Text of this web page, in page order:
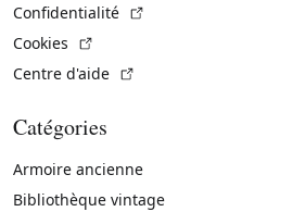
Confidentialité
Cookies
Centre d'aide
Catégories
Armoire ancienne
Bibliothèque vintage